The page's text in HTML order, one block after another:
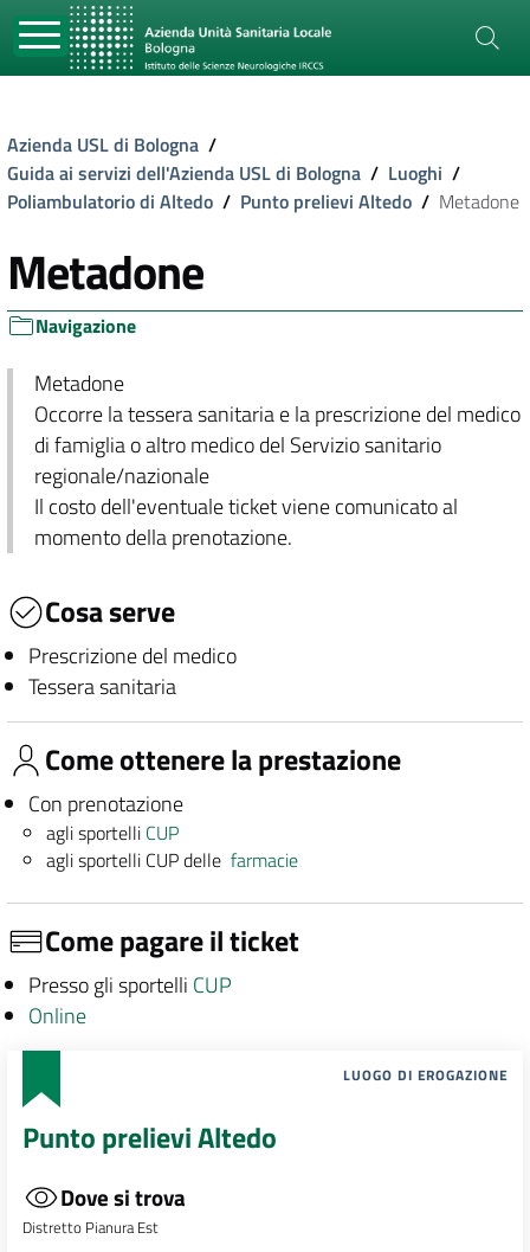
Azienda USL di Bologna /
Guida ai servizi dell'Azienda USL di Bologna / Luoghi /
Poliambulatorio di Altedo / Punto prelievi Altedo / Metadone
Metadone
Navigazione
Metadone
Occorre la tessera sanitaria e la prescrizione del medico
di famiglia o altro medico del Servizio sanitario
regionale/nazionale
Il costo dell'eventuale ticket viene comunicato al
momento della prenotazione.
Cosa serve
Prescrizione del medico
Tessera sanitaria
Come ottenere la prestazione
Con prenotazione
agli sportelli CUP
agli sportelli CUP dellefarmacie
Come pagare il ticket
Presso gli sportelli CUP
Online
LUOGO DI EROGAZIONE
Punto prelievi Altedo
Dove si trova
Distretto Pianura Est